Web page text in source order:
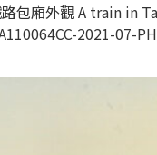
包廂外觀 A train in
2021-07-